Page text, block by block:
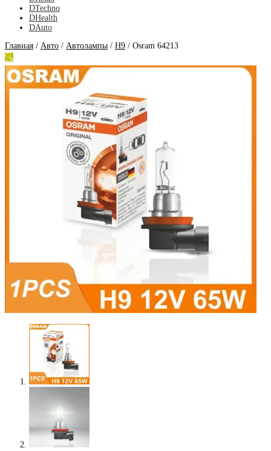
DTechno
DHealth
DAuto
Главная / Авто / Автолампы / H9 / Osram 64213
🔍